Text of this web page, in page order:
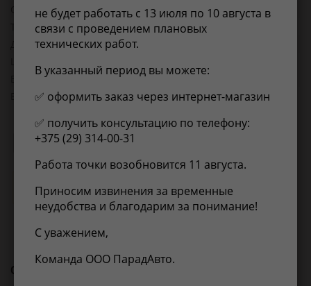
Объем упаковки, л:
0.000576
Товарная группа:
сайлентблоки рычагов подвески
Длина, мм:
80
Высота, мм:
90
Вес, кг:
0.776
Применимость Отзывы
Нет информации о применимости
не будет работать с 13 июля по 10 августа в
связи с проведением плановых
технических работ.
В указанный период вы можете:
✅ оформить заказ через интернет-магазин
✅ получить консультацию по телефону:
+375 (29) 314-00-31
Работа точки возобновится 11 августа.
Приносим извинения за временные
неудобства и благодарим за понимание!
С уважением,
Команда ООО ПарадАвто.